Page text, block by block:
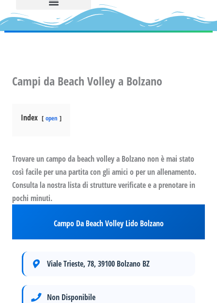
Campi da Beach Volley a Bolzano
Index open
Trovare un campo da beach volley a Bolzano non è mai stato
così facile per una partita con gli amici o per un allenamento.
Consulta la nostra lista di strutture verificate e a prenotare in
pochi minuti.
Campo Da Beach Volley Lido Bolzano
Viale Trieste, 78, 39100 Bolzano BZ
Non Disponibile